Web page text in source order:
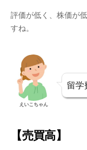
評価が低く、株価が
すね。
えいこちゃん
留学
【売買高】